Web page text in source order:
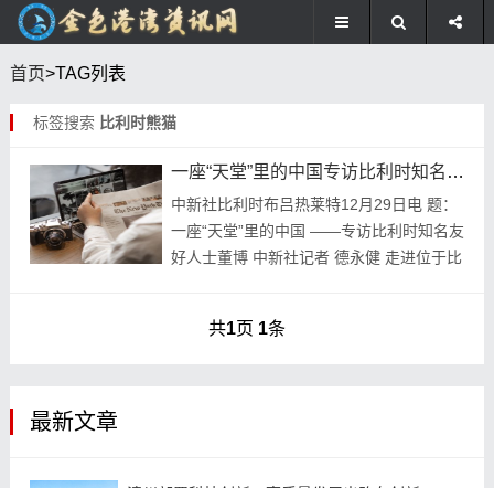
首页>TAG列表
标签搜索 比利时熊猫
一座“天堂”里的中国专访比利时知名友好人士董博
中新社比利时布吕热莱特12月29日电 题：
一座“天堂”里的中国 ——专访比利时知名友
好人士董博 中新社记者 德永健 走进位于比
共1页 1条
最新文章